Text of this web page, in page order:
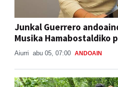
Junkal Guerrero
Musika Hamabostaldiko
Aiurri abu 05, 07:00 ANDOAIN